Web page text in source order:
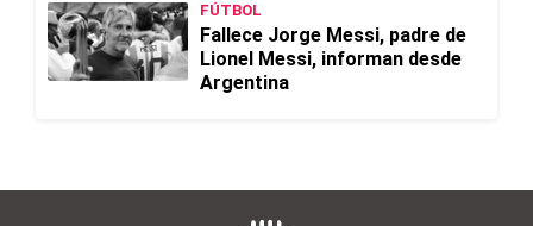
FÚTBOL
Fallece Jorge Messi, padre de
Lionel Messi, informan desde
Argentina